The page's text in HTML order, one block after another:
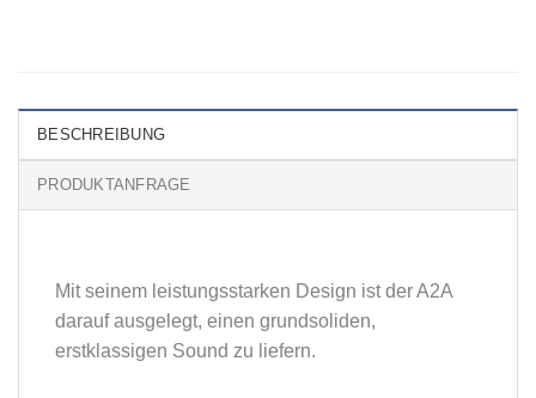
BESCHREIBUNG
PRODUKTANFRAGE
Mit seinem leistungsstarken Design ist der A2A
darauf ausgelegt, einen grundsoliden,
erstklassigen Sound zu liefern.